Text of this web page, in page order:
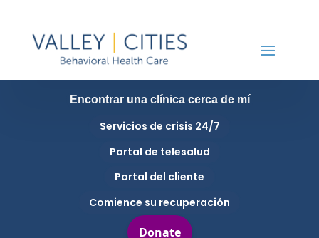
Encontrar una clínica cerca de mí
Servicios de crisis 24/7
Portal de telesalud
Portal del cliente
Comience su recuperación